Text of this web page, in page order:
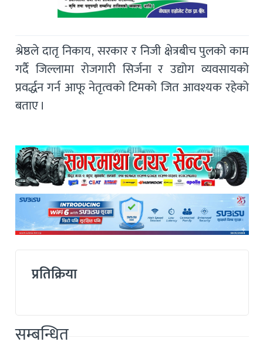
श्रेष्ठले दातृ निकाय, सरकार र निजी क्षेत्रबीच पुलको काम
गर्दै जिल्लामा रोजगारी सिर्जना र उद्योग व्यवसायको
प्रवर्द्धन गर्न आफू नेतृत्वको टिमको जित आवश्यक रहेको
बताए ।
प्रतिक्रिया
सम्बन्धित